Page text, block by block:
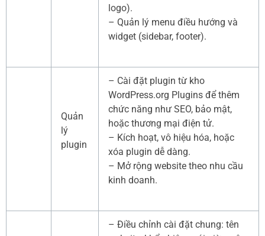
logo).
– Quản lý menu điều hướng và
widget (sidebar, footer).
Quản
lý
plugin
– Cài đặt plugin từ kho
WordPress.org Plugins để thêm
chức năng như SEO, bảo mật,
hoặc thương mại điện tử.
– Kích hoạt, vô hiệu hóa, hoặc
xóa plugin dễ dàng.
– Mở rộng website theo nhu cầu
kinh doanh.
– Điều chỉnh cài đặt chung: tên